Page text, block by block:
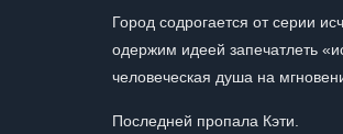
Город содрогается от серии
одержим идеей запечатлеть
человеческая душа на
Последней пропала Кэти.